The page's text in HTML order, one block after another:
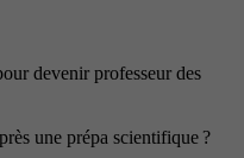
devenir professeur des
une prépa scientifique ?